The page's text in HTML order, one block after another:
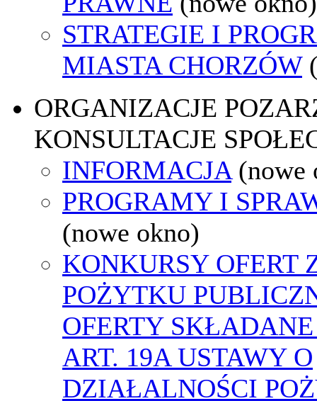
STRATEGIE I
MIASTA CHORZÓW
ORGANIZACJE
KONSULTACJE
INFORMACJA (nowe
PROGRAMY I
(nowe okno)
KONKURSY OFERT
POŻYTKU
OFERTY
ART. 19A USTAWY O
DZIAŁALNOŚCI